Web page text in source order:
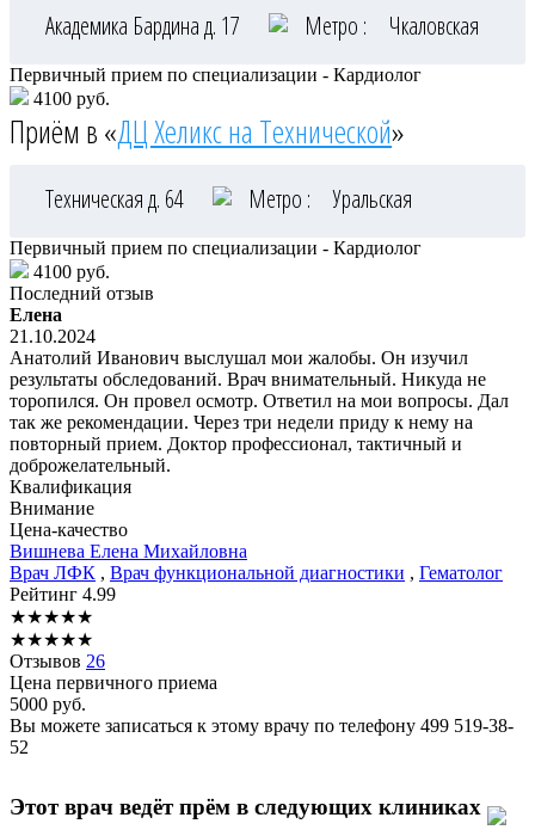
Академика Бардина д. 17 Метро : Чкаловская
Первичный прием по специализации - Кардиолог
4100 руб.
Приём в «ДЦ Хеликс на Технической»
Техническая д. 64 Метро : Уральская
Первичный прием по специализации - Кардиолог
4100 руб.
Последний отзыв
Елена
21.10.2024
Анатолий Иванович выслушал мои жалобы. Он изучил
результаты обследований. Врач внимательный. Никуда не
торопился. Он провел осмотр. Ответил на мои вопросы. Дал
так же рекомендации. Через три недели приду к нему на
повторный прием. Доктор профессионал, тактичный и
доброжелательный.
Квалификация
Внимание
Цена-качество
Вишнева Елена Михайловна
Врач ЛФК , Врач функциональной диагностики , Гематолог
Рейтинг 4.99
★★★★★
★★★★★
Отзывов 26
Цена первичного приема
5000 руб.
Вы можете записаться к этому врачу по телефону 499 519-38-
52
Этот врач ведёт прём в следующих клиниках